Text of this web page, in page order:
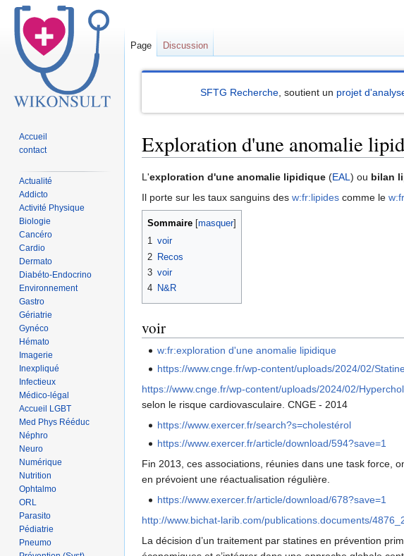
SFTG Recherche , soutient un projet
Exploration d'une anomalie
Sauter
à
la
navigation
Sauter
à
la
recherche
L'exploration d'une anomalie lipidique (EAL) ou bilan
Il porte sur les taux sanguins des w:fr:lipides comme le
Sommaire
1 voir
2 Recos
3 voir
4 N&R
voir
w:fr:exploration d'une anomalie lipidique
https://www.cnge.fr/wp-content/uploads/2024/02/
https://www.cnge.fr/wp-content/uploads/2024/02/
selon le risque cardiovasculaire. CNGE - 2014
https://www.exercer.fr/search?s=cholestérol
https://www.exercer.fr/article/download/594?save=1
Fin 2013, ces associations, réunies dans une task force,
en prévoient une réactualisation régulière.
https://www.exercer.fr/article/download/678?save=1
http://www.bichat-larib.com/publications.documents/
La décision d’un traitement par statines en prévention
Page Discussion
Accueil
contact
Actualité
Addicto
Activité Physique
Biologie
Cancéro
Cardio
Dermato
Diabéto-Endocrino
Environnement
Gastro
Gériatrie
Gynéco
Hémato
Imagerie
Inexpliqué
Infectieux
Médico-légal
Accueil LGBT
Med Phys Rééduc
Néphro
Neuro
Numérique
Nutrition
Ophtalmo
ORL
Parasito
Pédiatrie
Pneumo